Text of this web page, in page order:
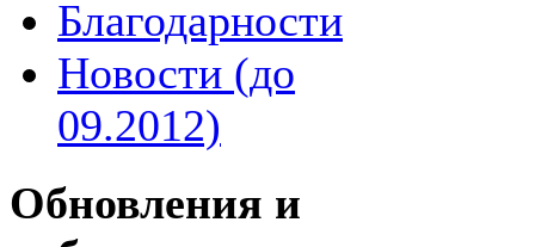
Благодарности
Новости (до
09.2012)
Обновления и